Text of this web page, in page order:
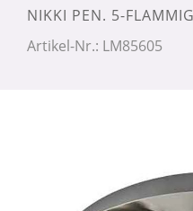
NIKKI PEN. 5-
Artikel-Nr.: LM85605